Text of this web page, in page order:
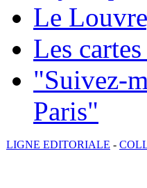
Le
Les
"Suivez-
Paris"
LIGNE EDITORIALE -